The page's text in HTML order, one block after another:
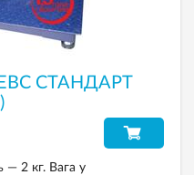
СТАНДАРТ
— 2 кг. Вага у